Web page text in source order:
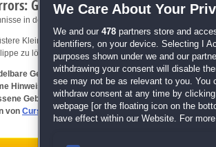
Galdors Bluff
in der düsteren Stadt!
Kleinstadt, wo du ein mysteriöses Geheimnis
zu lösen? Tauche jetzt ein und erlebe Nervenkitzel
Gegenstände zu finden
Hinweise und löse magische Rätsel
Gebäude und düstere Geheimnisse
von Cursed Fables
We Care About Your
We and our 478 partners store and
identifiers, on your device. Selecting I
purposes shown under we and our
withdrawing your consent will disable
see may not be as relevant to you. You
withdraw consent at any time by
webpage [or the floating icon on the
have effect within our Website. For